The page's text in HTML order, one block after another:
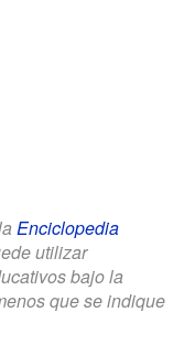
Enciclopedia
utilizar
bajo la
que se indique